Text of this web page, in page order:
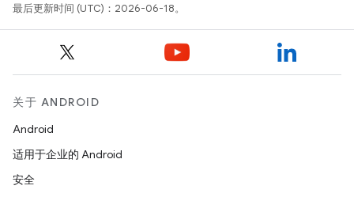
最后更新时间 (UTC)：2026-06-18。
关于 ANDROID
Android
适用于企业的 Android
安全